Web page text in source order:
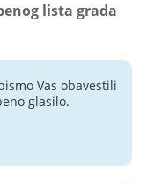
lista grada
Vas obavestili
glasilo.